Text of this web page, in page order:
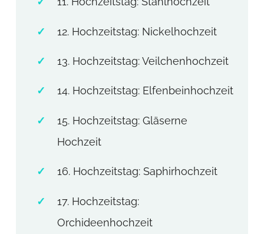
12. Hochzeitstag: Nickelhochzeit
13. Hochzeitstag: Veilchenhochzeit
14. Hochzeitstag: Elfenbeinhochzeit
15. Hochzeitstag: Gläserne
Hochzeit
16. Hochzeitstag: Saphirhochzeit
17. Hochzeitstag:
Orchideenhochzeit